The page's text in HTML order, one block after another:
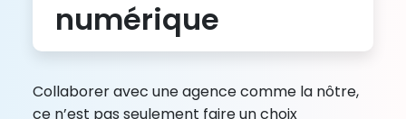
numérique
Collaborer avec une agence comme la nôtre,
ce n’est pas seulement faire un choix